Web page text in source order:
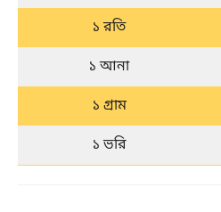
১ রতি
১ আনা
১ গ্রাম
১ ভরি